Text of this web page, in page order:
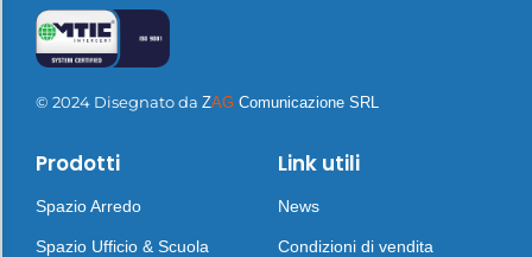
© 2024 Disegnato da ZAG Comunicazione SRL
Prodotti
Spazio Arredo
Spazio Ufficio & Scuola
Link utili
News
Condizioni di vendita